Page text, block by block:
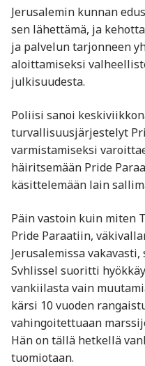
Jerusalemin kunnan
sen lähettämä, ja
ja palvelun tarjonneen
aloittamiseksi
julkisuudesta.
Poliisi sanoi
turvallisuusjärjestelyt
varmistamiseksi
häiritsemään Pride
käsittelemään lain
Päin vastoin kuin miten
Pride Paraatiin,
Jerusalemissa
Svhlissel suoritti
vankiilasta vain
kärsi 10 vuoden
vahingoitettuaan
Hän on tällä hetkellä
tuomiotaan.